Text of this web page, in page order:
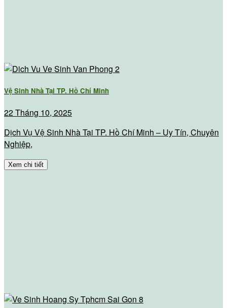
Vệ Sinh Nhà Tại TP. Hồ Chí Minh
22 Tháng 10, 2025
Dịch Vụ Vệ Sinh Nhà Tại TP. Hồ Chí Minh – Uy Tín, Chuyên
Nghiệp,
Xem chi tiết